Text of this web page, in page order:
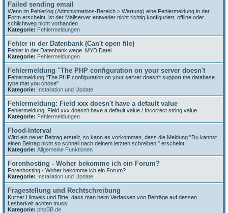
Failed sending email
Wenn im Fehlerlog (Administrations-Bereich > Wartung) eine Fehlermeldung in der
Form erscheint, ist der Mailserver entweder nicht richtig konfiguriert, offline oder
schlichtweg nicht vorhanden
Kategorie: Fehlermeldungen
Fehler in der Datenbank (Can't open file)
Fehler in der Datenbank wege .MYD Datei
Kategorie: Fehlermeldungen
Fehlermeldung "The PHP configuration on your server doesn't
Fehlermeldung "The PHP configuration on your server doesn't support the database
type that you chose"
Kategorie: Installation und Update
Fehlermeldung: Field xxx doesn't have a default value
Fehlermeldung: Field xxx doesn't have a default value / Incorrect string value
Kategorie: Fehlermeldungen
Flood-Interval
Wird ein neuer Beitrag erstellt, so kann es vorkommen, dass die Meldung "Du kannst
einen Beitrag nicht so schnell nach deinem letzten schreiben." erscheint.
Kategorie: Allgemeine Funktionen
Forenhosting - Woher bekomme ich ein Forum?
Forenhosting - Woher bekomme ich ein Forum?
Kategorie: Installation und Update
Fragestellung und Rechtschreibung
Kurzer Hinweis und Bitte, dass man beim Verfassen von Beiträge auf dessen
Lesbarkeit achten muss!
Kategorie: phpBB.de